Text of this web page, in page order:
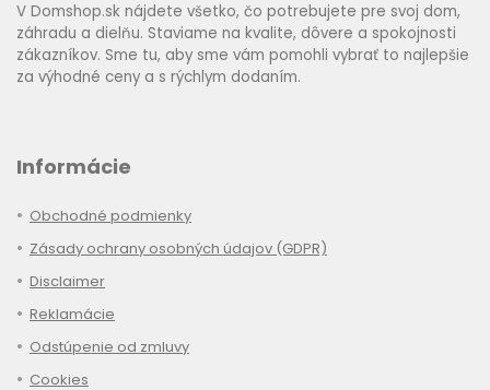
V Domshop.sk nájdete všetko, čo potrebujete pre svoj dom,
záhradu a dielňu. Staviame na kvalite, dôvere a spokojnosti
zákazníkov. Sme tu, aby sme vám pomohli vybrať to najlepšie
za výhodné ceny a s rýchlym dodaním.
Informácie
Obchodné podmienky
Zásady ochrany osobných údajov (GDPR)
Disclaimer
Reklamácie
Odstúpenie od zmluvy
Cookies